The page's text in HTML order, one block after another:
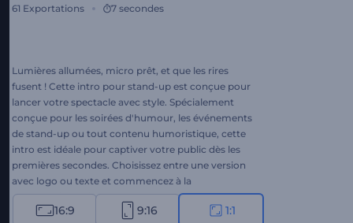
61 Exportations 7 secondes
Lumières allumées, micro prêt, et que les rires
fusent ! Cette intro pour stand-up est conçue pour
lancer votre spectacle avec style. Spécialement
conçue pour les soirées d'humour, les événements
de stand-up ou tout contenu humoristique, cette
intro est idéale pour captiver votre public dès les
premières secondes. Choisissez entre une version
avec logo ou texte et commencez à la
personnaliser : ajoutez le nom de votre spectacle, la
date, le lieu et dynamisez le tout avec une musique
16:9 9:16 1:1